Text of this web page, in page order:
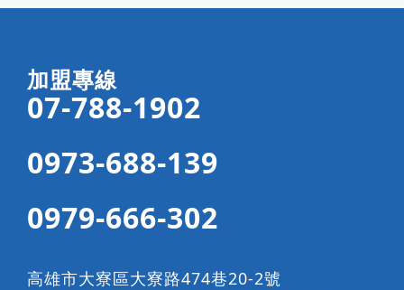
加盟專線
07-788-1902
0973-688-139
0979-666-302
高雄市大寮區大寮路474巷20-2號